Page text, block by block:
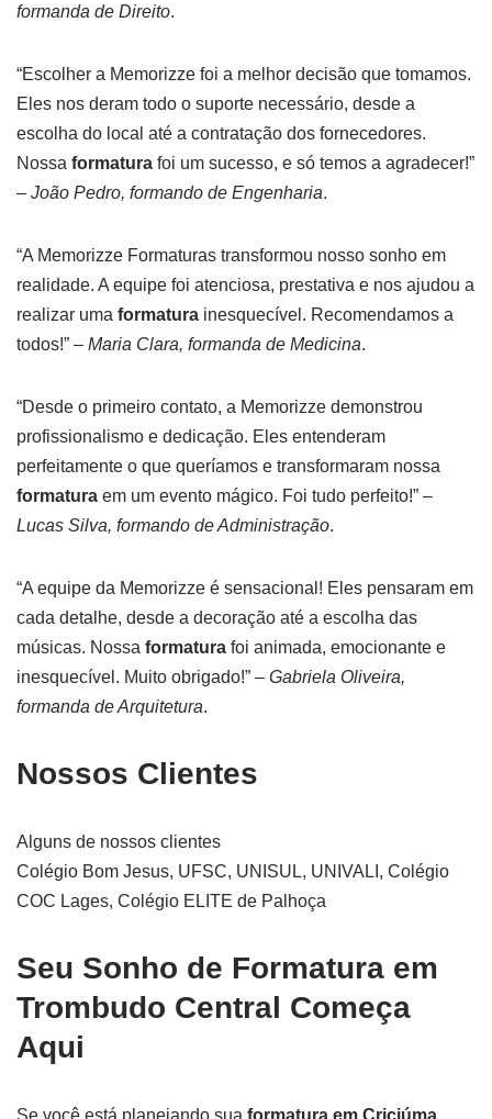
formanda de Direito.
“Escolher a Memorizze foi a melhor decisão que tomamos.
Eles nos deram todo o suporte necessário, desde a
escolha do local até a contratação dos fornecedores.
Nossa formatura foi um sucesso, e só temos a agradecer!”
– João Pedro, formando de Engenharia.
“A Memorizze Formaturas transformou nosso sonho em
realidade. A equipe foi atenciosa, prestativa e nos ajudou a
realizar uma formatura inesquecível. Recomendamos a
todos!” – Maria Clara, formanda de Medicina.
“Desde o primeiro contato, a Memorizze demonstrou
profissionalismo e dedicação. Eles entenderam
perfeitamente o que queríamos e transformaram nossa
formatura em um evento mágico. Foi tudo perfeito!” –
Lucas Silva, formando de Administração.
“A equipe da Memorizze é sensacional! Eles pensaram em
cada detalhe, desde a decoração até a escolha das
músicas. Nossa formatura foi animada, emocionante e
inesquecível. Muito obrigado!” – Gabriela Oliveira,
formanda de Arquitetura.
Nossos Clientes
Alguns de nossos clientes
Colégio Bom Jesus, UFSC, UNISUL, UNIVALI, Colégio
COC Lages, Colégio ELITE de Palhoça
Seu Sonho de Formatura em
Trombudo Central Começa
Aqui
Se você está planejando sua formatura em Criciúma